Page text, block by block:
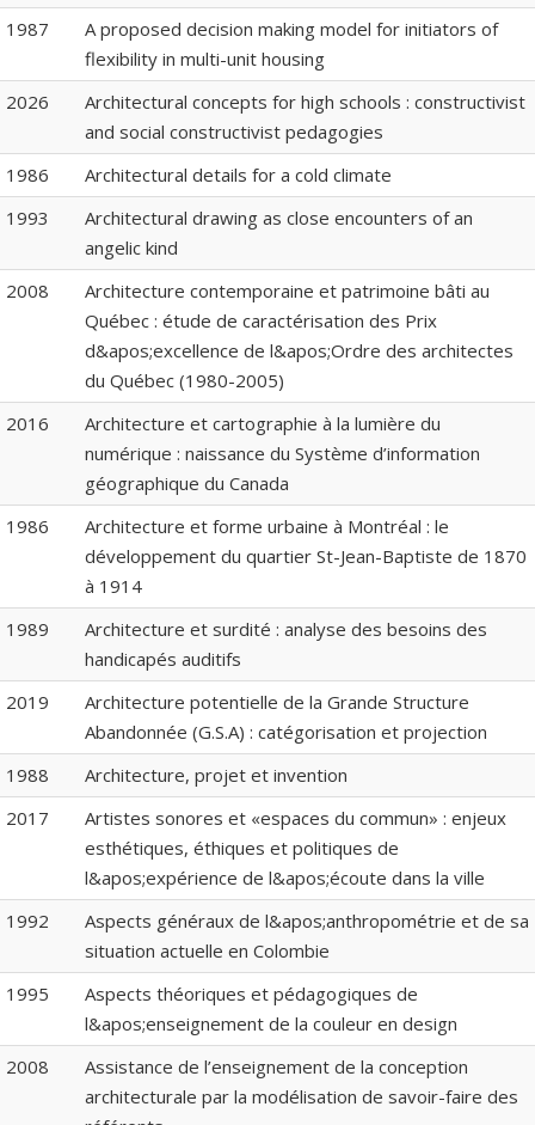
1987
A proposed decision making model for initiators of
flexibility in multi-unit housing
2026
Architectural concepts for high schools : constructivist
and social constructivist pedagogies
1986
Architectural details for a cold climate
1993
Architectural drawing as close encounters of an
angelic kind
2008
Architecture contemporaine et patrimoine bâti au
Québec : étude de caractérisation des Prix
d&apos;excellence de l&apos;Ordre des architectes
du Québec (1980-2005)
2016
Architecture et cartographie à la lumière du
numérique : naissance du Système d’information
géographique du Canada
1986
Architecture et forme urbaine à Montréal : le
développement du quartier St-Jean-Baptiste de 1870
à 1914
1989
Architecture et surdité : analyse des besoins des
handicapés auditifs
2019
Architecture potentielle de la Grande Structure
Abandonnée (G.S.A) : catégorisation et projection
1988
Architecture, projet et invention
2017
Artistes sonores et «espaces du commun» : enjeux
esthétiques, éthiques et politiques de
l&apos;expérience de l&apos;écoute dans la ville
1992
Aspects généraux de l&apos;anthropométrie et de sa
situation actuelle en Colombie
1995
Aspects théoriques et pédagogiques de
l&apos;enseignement de la couleur en design
2008
Assistance de l’enseignement de la conception
architecturale par la modélisation de savoir-faire des